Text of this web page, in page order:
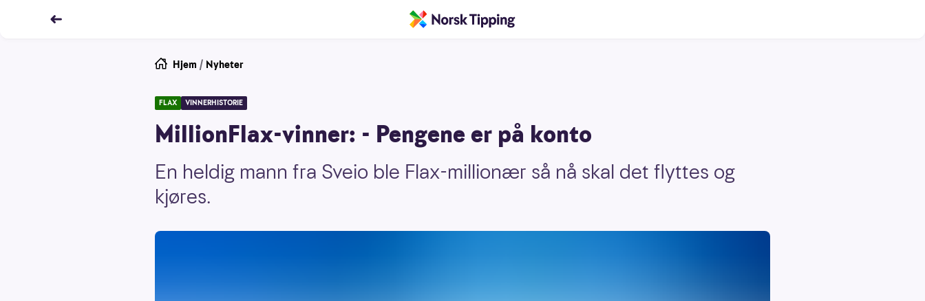
Hjem / Nyheter
FLAX VINNERHISTORIE
MillionFlax-vinner: - Pengene er på konto
En heldig mann fra Sveio ble Flax-millionær så nå skal det flyttes og
kjøres.